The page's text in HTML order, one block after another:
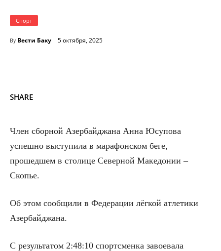
Спорт
By Вести Баку 5 октября, 2025
SHARE
Член сборной Азербайджана Анна Юсупова
успешно выступила в марафонском беге,
прошедшем в столице Северной Македонии –
Скопье.
Об этом сообщили в Федерации лёгкой атлетики
Азербайджана.
С результатом 2:48:10 спортсменка завоевала